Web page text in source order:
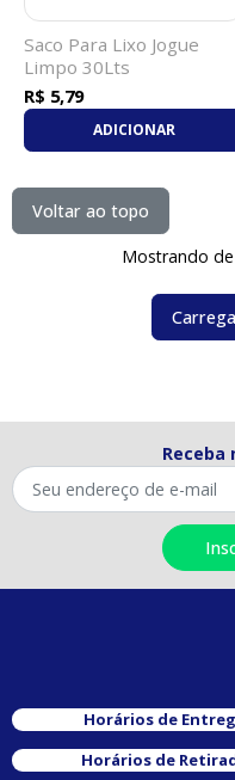
Saco Para Lixo Jogue
Limpo 30Lts
R$ 5,79
ADICIONAR
Voltar ao topo
Mostrando
Receba
Horários de
Horários de